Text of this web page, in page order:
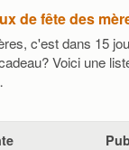
de fête des
c'est dans 15
Voici une